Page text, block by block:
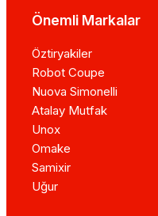
Önemli Markalar
Öztiryakiler
Robot Coupe
Nuova Simonelli
Atalay Mutfak
Unox
Omake
Samixir
Uğur